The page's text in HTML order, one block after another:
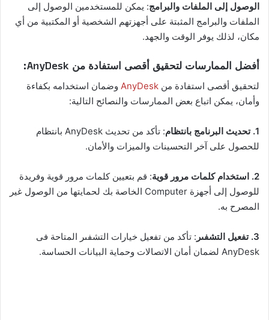
الوصول إلى الملفات والبرامج: يمكن للمستخدمين الوصول إلى
الملفات والبرامج المثبتة على أجهزتهم الشخصية أو المكتبية من أي
مكان، لذلك يوفر الوقت والجهد.
أفضل الممارسات لتحقيق أقصى استفادة من AnyDesk:
لتحقيق أقصى استفادة من AnyDesk وضمان استخدامه بكفاءة
وأمان، يمكن اتباع بعض الممارسات والنصائح التالية:
1. تحديث البرنامج بانتظام
: تأكد من تحديث AnyDesk بانتظام
للحصول على آخر التحسينات والميزات والأمان.
2. استخدام كلمات مرور قوية
: قم بتعيين كلمات مرور قوية وفريدة
للوصول إلى أجهزة Computer الخاصة بك لحمايتها من الوصول غير
المصرح به.
3. تفعيل التشفىر
: تأكد من تفعيل خيارات التشفىر المتاحة فى
AnyDesk لضمان أمان الاتصالات وحماية البيانات الحساسة.